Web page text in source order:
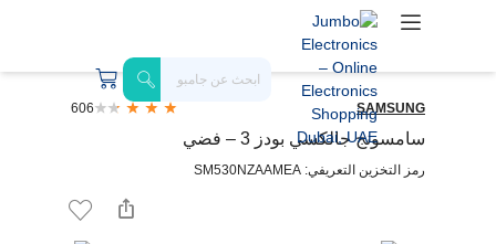
SAMSUNG
606
سامسونج جالكسي بودز 3 – فضي
رمز التخزين التعريفي: SM530NZAAMEA